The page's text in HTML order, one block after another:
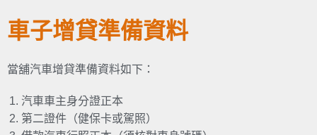
車子增貸準備資料
當舖汽車增貸準備資料如下：
汽車車主身分證正本
第二證件（健保卡或駕照）